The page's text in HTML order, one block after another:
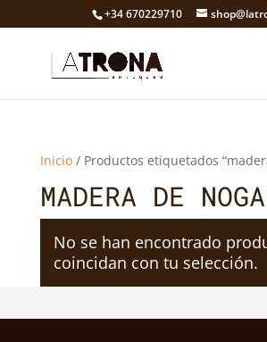
+34 670229710
Inicio/ Productos etiquetados
MADERA DE
No se han encontrado
coincidan con tu selección.